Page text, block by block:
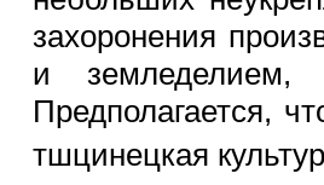
захоронения
и земледелием,
Предполагается,
тшцинецкая